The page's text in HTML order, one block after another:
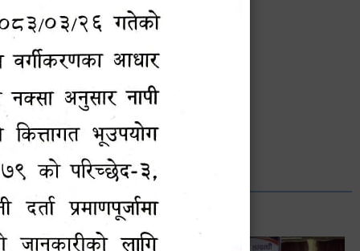
भानुभक्त थपलिया
सूचना अधिकारी
Phone: ९८५५०१२७४२